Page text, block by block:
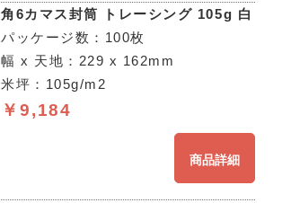
角6カマス封筒 トレーシング 105g 白
パッケージ数：100枚
幅 x 天地：229 x 162mm
米坪：105g/m2
￥9,184
商品詳細